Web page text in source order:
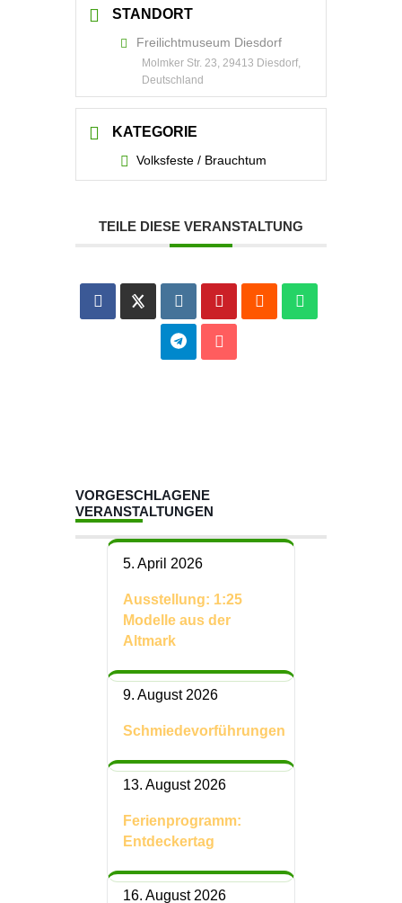
STANDORT
Freilichtmuseum Diesdorf
Molmker Str. 23, 29413 Diesdorf,
Deutschland
KATEGORIE
Volksfeste / Brauchtum
TEILE DIESE VERANSTALTUNG
VORGESCHLAGENE
VERANSTALTUNGEN
5. April 2026
Ausstellung: 1:25
Modelle aus der
Altmark
9. August 2026
Schmiedevorführungen
13. August 2026
Ferienprogramm:
Entdeckertag
16. August 2026